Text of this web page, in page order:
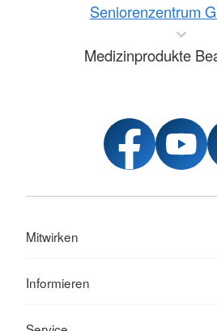
Seniorenzentrum
Medizinprodukte
Mitwirken
Informieren